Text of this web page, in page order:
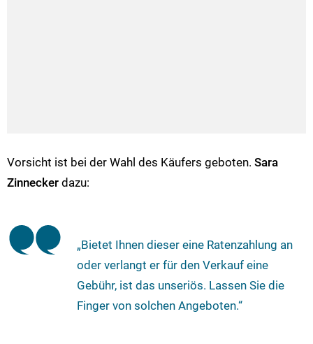
Vorsicht ist bei der Wahl des Käufers geboten. Sara
Zinnecker dazu:
„Bietet Ihnen dieser eine Ratenzahlung an
oder verlangt er für den Verkauf eine
Gebühr, ist das unseriös. Lassen Sie die
Finger von solchen Angeboten.“